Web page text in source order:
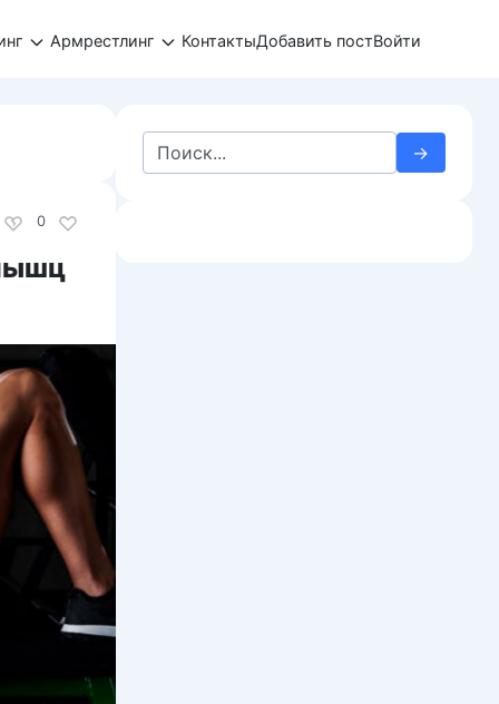
Армрестлинг КонтактыДобавить постВойти
0
Search
for: